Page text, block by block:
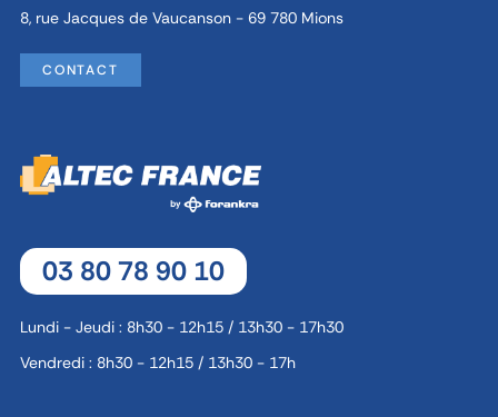
8, rue Jacques de Vaucanson - 69 780 Mions
CONTACT
03 80 78 90 10
Lundi - Jeudi : 8h30 - 12h15 / 13h30 - 17h30
Vendredi : 8h30 - 12h15 / 13h30 - 17h